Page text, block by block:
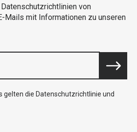
von
Mails mit Informationen zu unseren
gelten die Datenschutzrichtlinie und